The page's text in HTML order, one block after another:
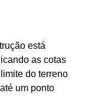
está
as cotas
do terreno
um ponto